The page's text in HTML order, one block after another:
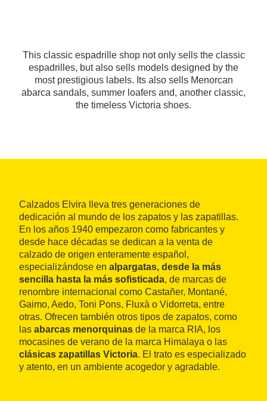
This classic espadrille shop not only sells the classic
espadrilles, but also sells models designed by the
most prestigious labels. Its also sells Menorcan
abarca sandals, summer loafers and, another classic,
the timeless Victoria shoes.
Calzados Elvira lleva tres generaciones de
dedicación al mundo de los zapatos y las zapatillas.
En los años 1940 empezaron como fabricantes y
desde hace décadas se dedican a la venta de
calzado de origen enteramente español,
especializándose en alpargatas, desde la más
sencilla hasta la más sofisticada, de marcas de
renombre internacional como Castañer, Montané,
Gaimo, Aedo, Toni Pons, Fluxà o Vidorreta, entre
otras. Ofrecen también otros tipos de zapatos, como
las abarcas menorquinas de la marca RIA, los
mocasines de verano de la marca Himalaya o las
clásicas zapatillas Victoria. El trato es especializado
y atento, en un ambiente acogedor y agradable.